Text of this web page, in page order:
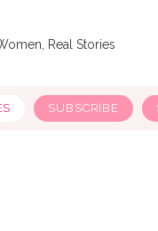
Real Stories
SUBSCRIBE